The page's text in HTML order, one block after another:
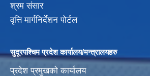
श्रम संसार
वृत्ति मार्गनिर्देशन पोर्टल
सुदूरपश्चिम प्रदेश कार्यालय/मन्त्रालयहरु
प्रदेश प्रमुखको कार्यालय